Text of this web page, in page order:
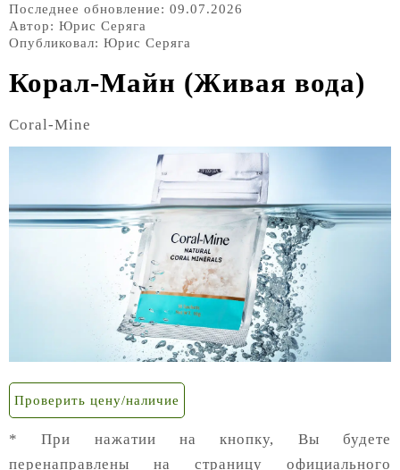
Последнее обновление: 09.07.2026
Автор: Юрис Серяга
Опубликовал: Юрис Серяга
Корал-Майн (Живая вода)
Coral-Mine
Проверить цену/наличие
* При нажатии на кнопку, Вы будете
перенаправлены на страницу официального